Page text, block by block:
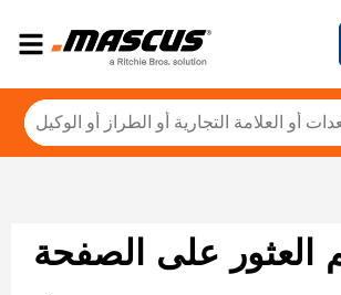
العثور على الصفحة